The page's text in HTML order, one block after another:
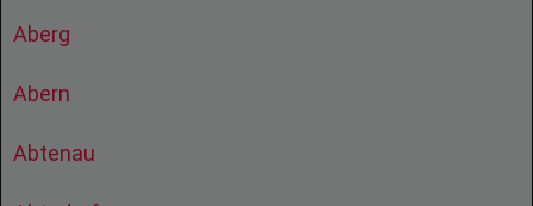
Aberg
Abern
Abtenau